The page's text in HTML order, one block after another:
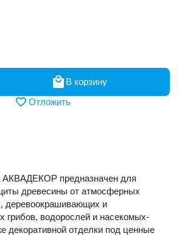
В корзину
Отложить
предназначен для
древесины от атмосферных
деревоокрашивающих и
грибов, водорослей и насекомых-
декоративной отделки под ценные